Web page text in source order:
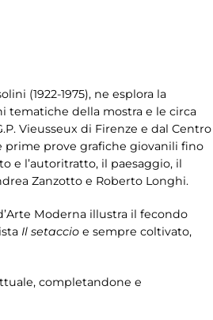
(1922-1975), ne esplora la
tematiche della mostra e le circa
Vieusseux di Firenze e dal Centro
prime prove grafiche giovanili fino
e l’autoritratto, il paesaggio, il
Zanzotto e Roberto Longhi.
Moderna illustra il fecondo
Il setaccio e sempre coltivato,
completandone e